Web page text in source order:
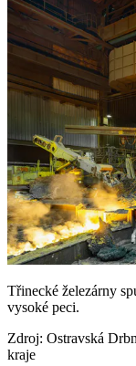
Třinecké železárny
vysoké peci.
Zdroj: Ostravská
kraje